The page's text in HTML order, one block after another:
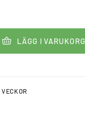
LÄGG I VARUKORG